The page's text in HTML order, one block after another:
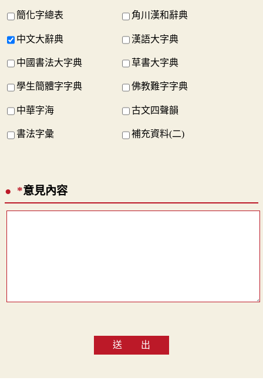
簡化字總表 角川漢和辭典
中文大辭典 漢語大字典
中國書法大字典 草書大字典
學生簡體字字典 佛教難字字典
中華字海 古文四聲韻
書法字彙 補充資料(二)
*意見內容
送 出